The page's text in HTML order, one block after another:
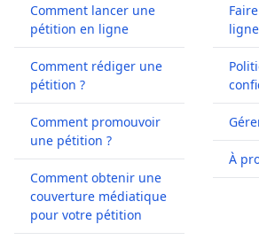
Comment lancer une
pétition en ligne
Comment rédiger une
pétition ?
Comment promouvoir
une pétition ?
Comment obtenir une
couverture médiatique
pour votre pétition
ligne
À